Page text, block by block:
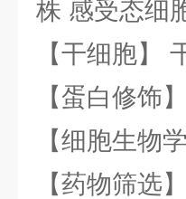
株 感受态细
【干细胞】
【蛋白修饰
【细胞生物
【药物筛选